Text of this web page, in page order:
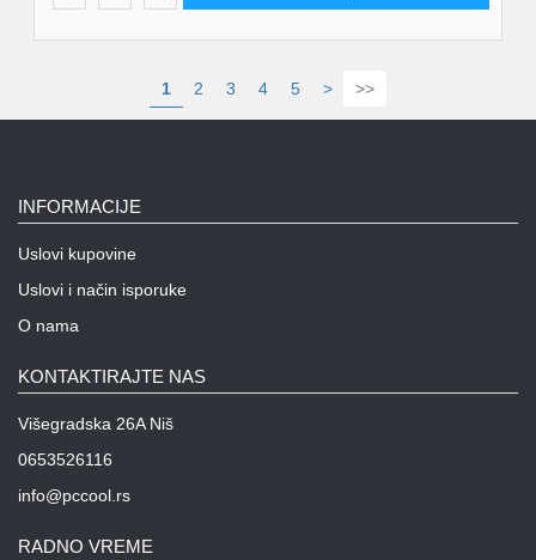
1 2 3 4 5 > >>
INFORMACIJE
Uslovi kupovine
Uslovi i način isporuke
O nama
KONTAKTIRAJTE NAS
Višegradska 26A Niš
0653526116
info@pccool.rs
RADNO VREME